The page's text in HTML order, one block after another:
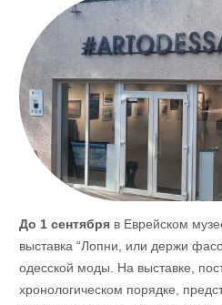
До 1 сентябряв Еврейском
выставка “Лопни, или держи
одесской моды. На выставке,
хронологическом порядке,